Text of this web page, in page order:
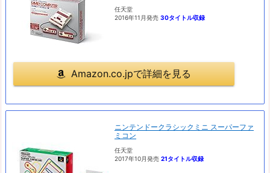
任天堂
2016年11月発売 30タイトル収録
Amazon.co.jpで詳細を見る
ニンテンドークラシックミニ スーパーファ
ミコン
任天堂
2017年10月発売 21タイトル収録